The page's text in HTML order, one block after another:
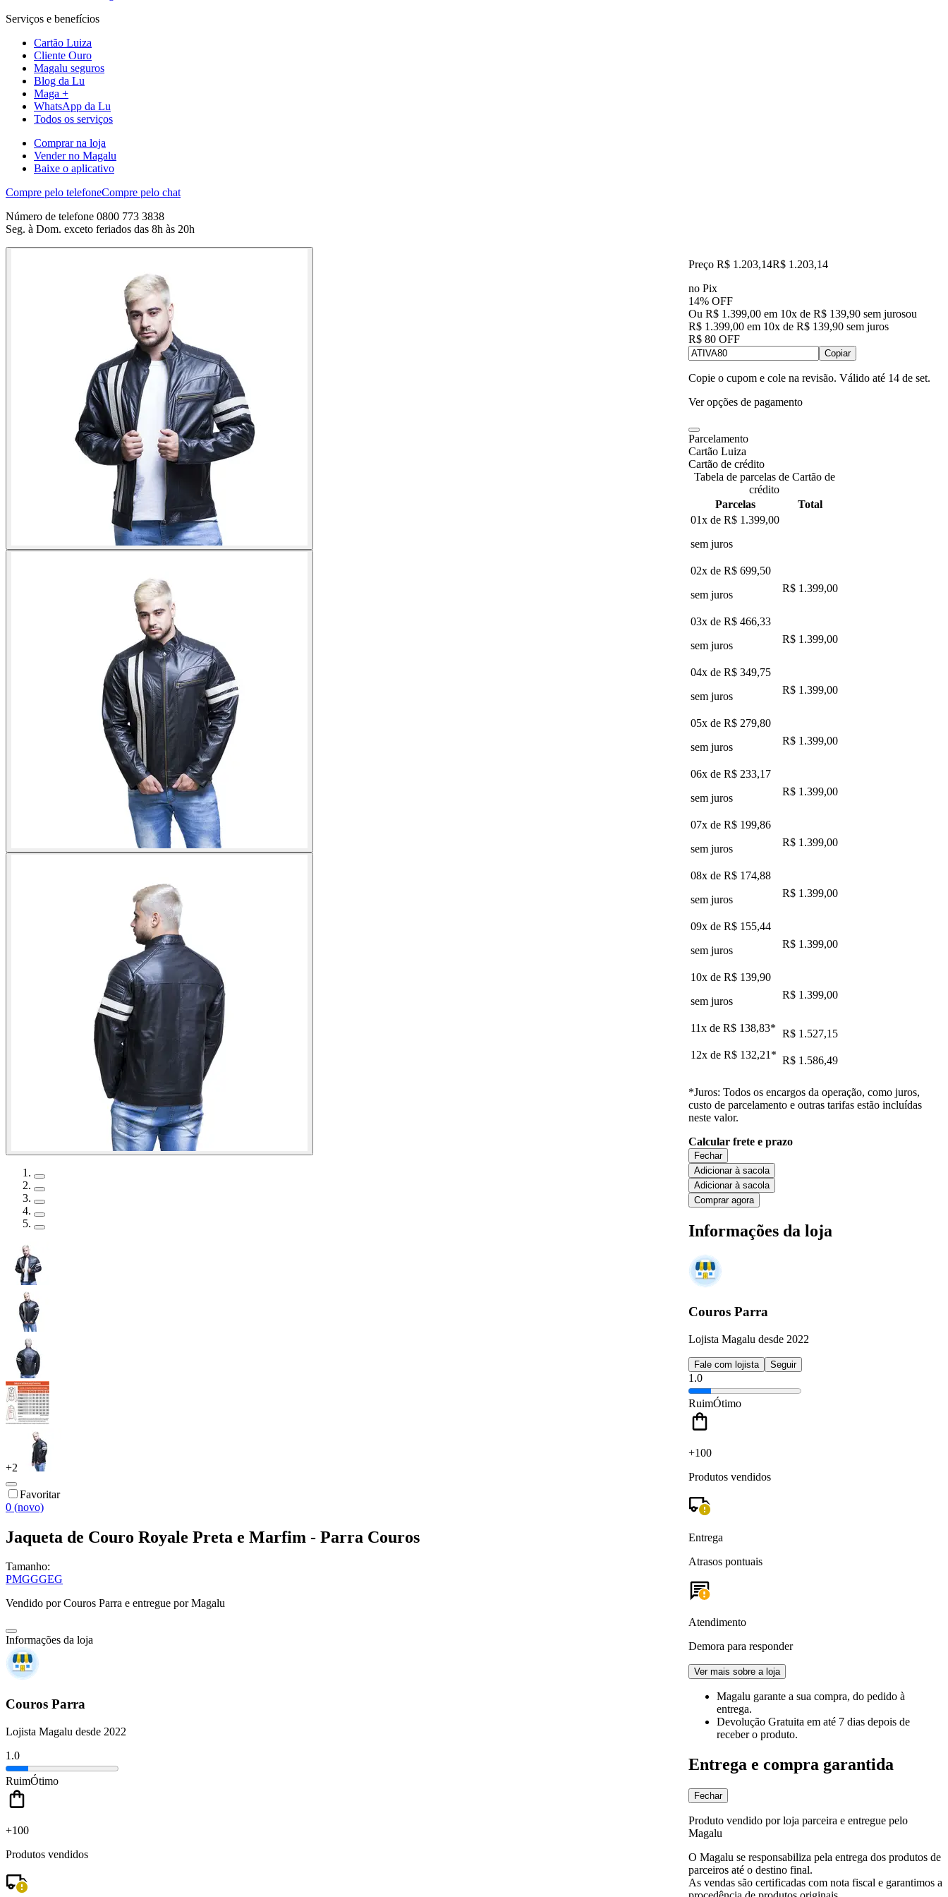
Serviços e benefícios
Cartão Luiza
Cliente Ouro
Magalu seguros
Blog da Lu
Maga +
WhatsApp da Lu
Todos os serviços
Comprar na loja
Vender no Magalu
Baixe o aplicativo
Compre pelo telefoneCompre pelo chat
Número de telefone 0800 773 3838
Seg. à Dom. exceto feriados das 8h às 20h
+2
Favoritar
0 (novo)
Jaqueta de Couro Royale Preta e Marfim - Parra Couros
Tamanho:
PMGGGEG
Vendido porCouros Parra e entregue por Magalu
Informações da loja
Couros Parra
Lojista Magalu desde 2022
1.0
RuimÓtimo
+100
Produtos vendidos
Preço R$ 1.203,14R$ 1.203,14
no Pix
14% OFF
Ou R$ 1.399,00 em 10x de R$ 139,90 sem jurosou
R$ 1.399,00 em 10x de R$ 139,90 sem juros
R$ 80 OFF
Copiar
Copie o cupom e cole na revisão. Válido até 14 de set.
Ver opções de pagamento
Parcelamento
Cartão Luiza
Cartão de crédito
Tabela de parcelas de Cartão de
crédito
Parcelas
Total
01x de R$ 1.399,00
sem juros
02x de R$ 699,50
sem juros
R$ 1.399,00
03x de R$ 466,33
sem juros
R$ 1.399,00
04x de R$ 349,75
sem juros
R$ 1.399,00
05x de R$ 279,80
sem juros
R$ 1.399,00
06x de R$ 233,17
sem juros
R$ 1.399,00
07x de R$ 199,86
sem juros
R$ 1.399,00
08x de R$ 174,88
sem juros
R$ 1.399,00
09x de R$ 155,44
sem juros
R$ 1.399,00
10x de R$ 139,90
sem juros
R$ 1.399,00
11x de R$ 138,83* R$ 1.527,15
12x de R$ 132,21 * R$ 1.586,49
*Juros: Todos os encargos da operação, como juros,
custo de parcelamento e outras tarifas estão incluídas
neste valor.
Calcular frete e prazo
Fechar
Adicionar à sacola
Adicionar à sacola
Comprar agora
Informações da loja
Couros Parra
Lojista Magalu desde 2022
Fale com lojista Seguir
1.0
RuimÓtimo
+100
Produtos vendidos
Entrega
Atrasos pontuais
Atendimento
Demora para responder
Ver mais sobre a loja
Magalu garante a sua compra, do pedido à
entrega.
Devolução Gratuita em até 7 dias depois de
receber o produto.
Entrega e compra garantida
Fechar
Produto vendido por loja parceira e entregue pelo
Magalu
O Magalu se responsabiliza pela entrega dos produtos de
parceiros até o destino final.
As vendas são certificadas com nota fiscal e garantimos a